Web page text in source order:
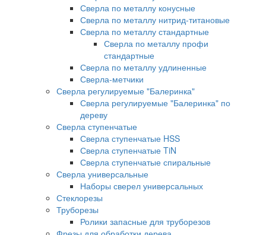
Сверла по металлу конусные
Сверла по металлу нитрид-титановые
Сверла по металлу стандартные
Сверла по металлу профи
стандартные
Сверла по металлу удлиненные
Сверла-метчики
Сверла регулируемые "Балеринка"
Сверла регулируемые "Балеринка" по
дереву
Сверла ступенчатые
Сверла ступенчатые HSS
Сверла ступенчатые TiN
Сверла ступенчатые спиральные
Сверла универсальные
Наборы сверел универсальных
Стеклорезы
Труборезы
Ролики запасные для труборезов